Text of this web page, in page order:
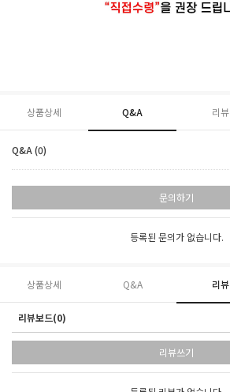
상품상세 Q&A 리뷰
Q&A (0)
문의하기
등록된 문의가 없습니다.
상품상세 Q&A 리뷰
리뷰보드(0)
리뷰쓰기